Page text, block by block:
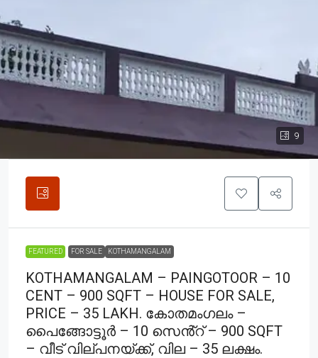
9
FEATURED FOR SALE KOTHAMANGALAM
KOTHAMANGALAM – PAINGOTOOR – 10
CENT – 900 SQFT – HOUSE FOR SALE,
PRICE – 35 LAKH. കോതമംഗലം –
പൈങ്ങോട്ടൂർ – 10 സെൻ്റ് – 900 SQFT
– വീട് വില്പനയ്ക്ക്, വില – 35 ലക്ഷം.